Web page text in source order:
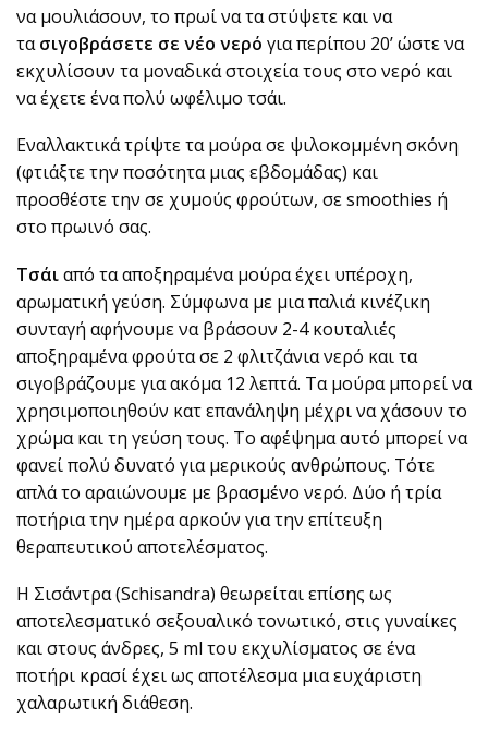
να μουλιάσουν, το πρωί να τα στύψετε και να
τασιγοβράσετε σε νέο νερό για περίπου 20’ ώστε να
εκχυλίσουν τα μοναδικά στοιχεία τους στο νερό και
να έχετε ένα πολύ ωφέλιμο τσάι.
Εναλλακτικά τρίψτε τα μούρα σε ψιλοκομμένη σκόνη
(φτιάξτε την ποσότητα μιας εβδομάδας) και
προσθέστε την σε χυμούς φρούτων, σε smoothies ή
στο πρωινό σας.
Τσάιαπό τα αποξηραμένα μούρα έχει υπέροχη,
αρωματική γεύση. Σύμφωνα με μια παλιά κινέζικη
συνταγή αφήνουμε να βράσουν 2-4 κουταλιές
αποξηραμένα φρούτα σε 2 φλιτζάνια νερό και τα
σιγοβράζουμε για ακόμα 12 λεπτά. Τα μούρα μπορεί να
χρησιμοποιηθούν κατ επανάληψη μέχρι να χάσουν το
χρώμα και τη γεύση τους. Το αφέψημα αυτό μπορεί να
φανεί πολύ δυνατό για μερικούς ανθρώπους. Τότε
απλά το αραιώνουμε με βρασμένο νερό. Δύο ή τρία
ποτήρια την ημέρα αρκούν για την επίτευξη
θεραπευτικού αποτελέσματος.
Η Σισάντρα (Schisandra) θεωρείται επίσης ως
αποτελεσματικό σεξουαλικό τονωτικό, στις γυναίκες
και στους άνδρες, 5 ml του εκχυλίσματος σε ένα
ποτήρι κρασί έχει ως αποτέλεσμα μια ευχάριστη
χαλαρωτική διάθεση.